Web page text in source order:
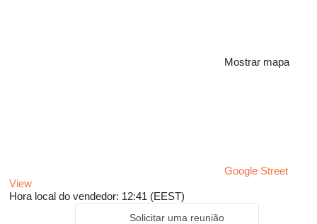
Mostrar mapa
Google Street
View
Hora local do vendedor: 12:41 (EEST)
Solicitar uma reunião